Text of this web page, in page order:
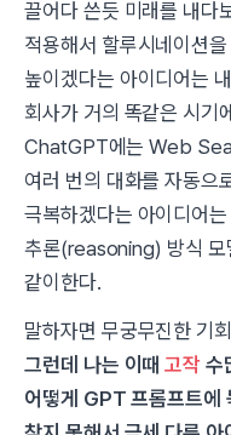
끌어다 쓴듯 미래를 내다
적용해서 할루시네이션
높이겠다는 아이디어는
회사가 거의 똑같은 시기
ChatGPT에는 Web
여러 번의 대화를 자동으
극복하겠다는 아이디어
추론(reasoning) 방식 모
같이한다.
말하자면 무궁무진한 기
그런데 나는 이때고작 수
어떻게 GPT 프롬프트에